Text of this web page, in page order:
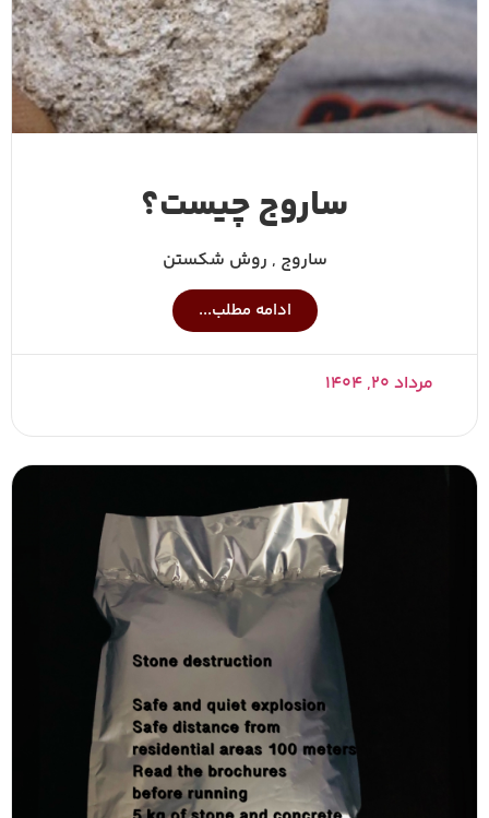
ساروج چیست؟
ساروج , روش شکستن
ادامه مطلب...
مرداد ۲۰, ۱۴۰۴